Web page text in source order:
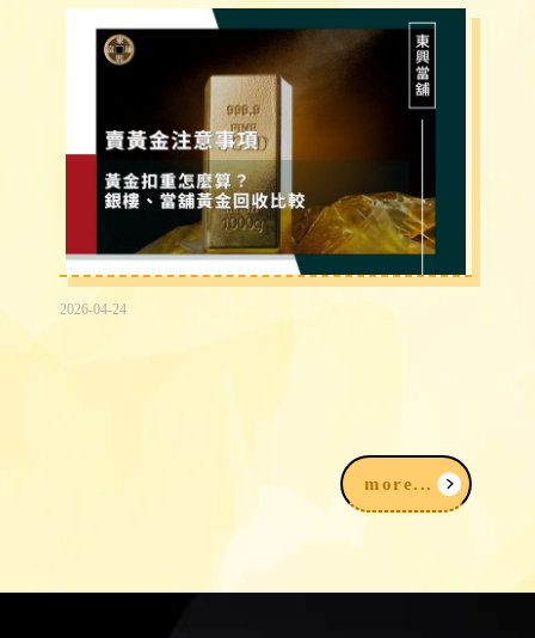
2026-04-24
2026賣黃金注意事項｜黃金扣重怎麼
算？銀樓、當舖黃金回收比較
more...